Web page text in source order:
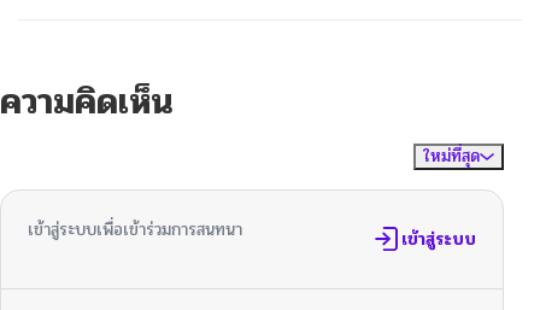
ความคิดเห็น
ใหม่ที่สุด
เข้าสู่ระบบเพื่อเข้าร่วมการสนทนา เข้าสู่ระบบ